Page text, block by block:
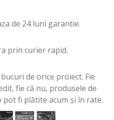
de 24 luni garantie.
prin curier rapid.
de orice proiect. Fie
fie că nu, produsele de
fi plătite acum și în rate.